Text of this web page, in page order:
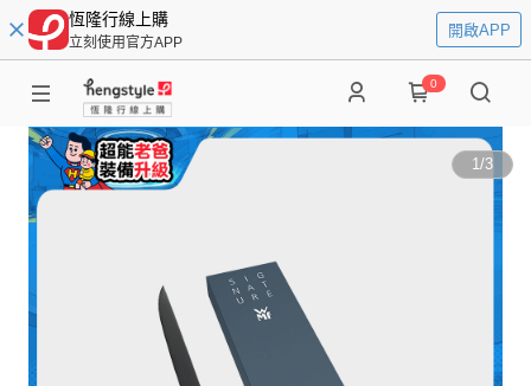
恆隆行線上購
立刻使用官方APP
開啟APP
0
1/3